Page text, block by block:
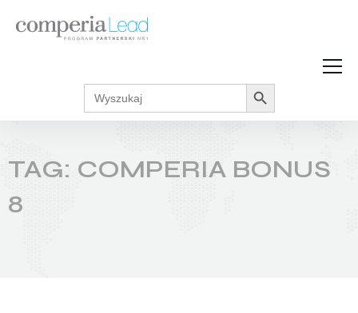
Strefa Wiedzy
Akcje promocyjne
Search
for:
Search Button
TAG: COMPERIA BONUS
8